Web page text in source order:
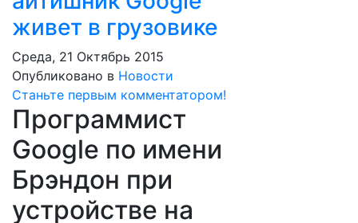
живет в грузовике
Среда, 21 Октябрь 2015
Опубликовано в Новости
Станьте первым комментатором!
Программист
Google по имени
Брэндон при
устройстве на